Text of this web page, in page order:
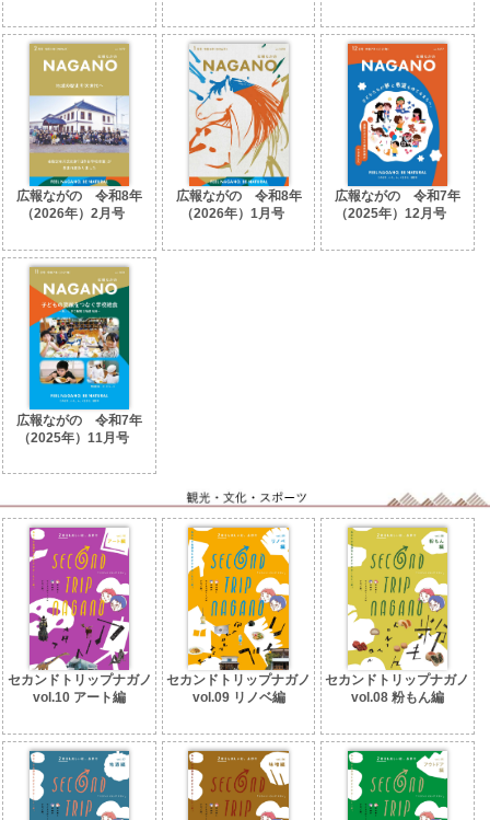
広報ながの 令和8年
（2026年）2月号
広報ながの 令和8年
（2026年）1月号
広報ながの 令和7年
（2025年）12月号
広報ながの 令和7年
（2025年）11月号
セカンドトリップナガノ
vol.10 アート編
セカンドトリップナガノ
vol.09 リノベ編
セカンドトリップナガノ
vol.08 粉もん編